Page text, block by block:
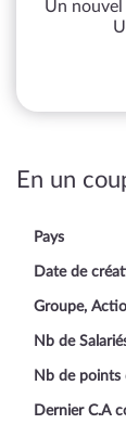
Un
En un
Pays
Date de
Groupe,
Nb de
Nb de points
Dernier C.A